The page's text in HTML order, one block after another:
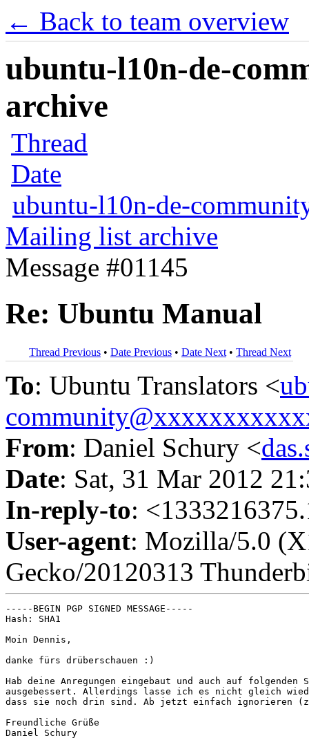
← Back to team overview
ubuntu-l10n-de-
archive
Thread
Date
ubuntu-l10n-de-
Mailing list archive
Message #01145
Re: Ubuntu Manual
Thread Previous • Date Previous • Date Next • Thread Next
To: Ubuntu Translators <
From: Daniel Schury <
Date: Sat, 31 Mar 2012
In-reply-to:
User-agent: Mozilla/5.0
Gecko/20120313
-----BEGIN PGP SIGNED MESSAGE-----
Hash: SHA1
Moin Dennis,
danke fürs drüberschauen :)
Hab deine Anregungen eingebaut und auch auf folgenden
ausgebessert. Allerdings lasse ich es nicht gleich
dass sie noch drin sind. Ab jetzt einfach ignorieren
Freundliche Grüße
Daniel Schury